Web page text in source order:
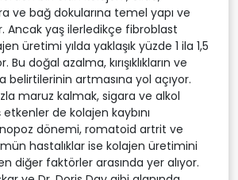
ve bağ dokularına temel yapı ve
Ancak yaş ilerledikçe fibroblast
üretimi yılda yaklaşık yüzde 1 ila 1,5
Bu doğal azalma, kırışıklıkların ve
belirtilerinin artmasına yol açıyor.
maruz kalmak, sigara ve alkol
etkenler de kolajen kaybını
dönemi, romatoid artrit ve
hastalıklar ise kolajen üretimini
diğer faktörler arasında yer alıyor.